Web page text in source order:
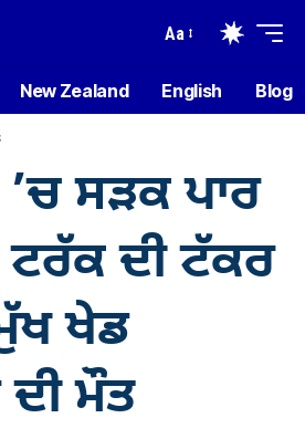
Aa
New Zealand English Blog
ਸੜਕ ਪਾਰ
ਦੀ ਟੱਕਰ
ਖੇਡ
ਮੌਤ